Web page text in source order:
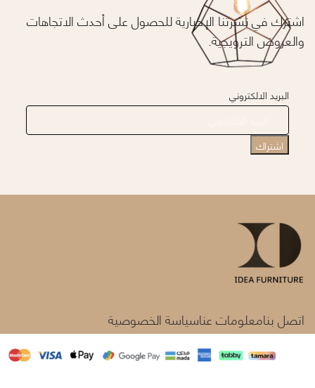
اشترك في نشرتنا الإخبارية للحصول على أحدث الاتجاهات
والعروض الترويجية.
البريد الالكتروني
اتصل بنامعلومات عناسياسة الخصوصية